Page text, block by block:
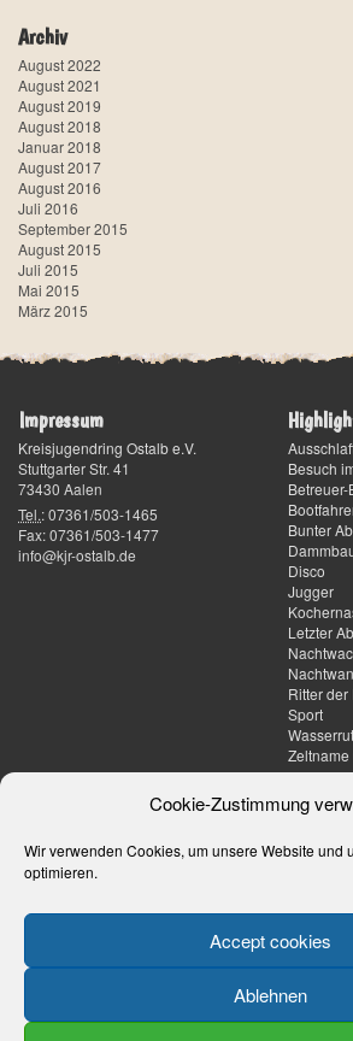
Cookie-Zustimmung
Wir verwenden Cookies, um unsere Website und
optimieren.
Accept cookies
Ablehnen
Archiv
August 2022
August 2021
August 2019
August 2018
Januar 2018
August 2017
August 2016
Juli 2016
September 2015
August 2015
Juli 2015
Mai 2015
März 2015
Impressum
Kreisjugendring Ostalb e.V.
Stuttgarter Str. 41
73430 Aalen
Tel.:07361/503-1465
Fax:07361/503-1477
info@kjr-ostalb.de
Besuch
Betreuer-
Bunter
Disco
Jugger
Letzter
Ritter der
Sport
Die Skihütte
Eiwaldhütte
Gießteich
Neumühlsee
Wanderparkplatz
dieses